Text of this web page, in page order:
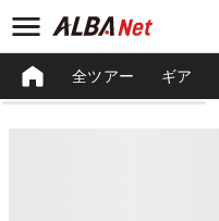
全ツアー ギア